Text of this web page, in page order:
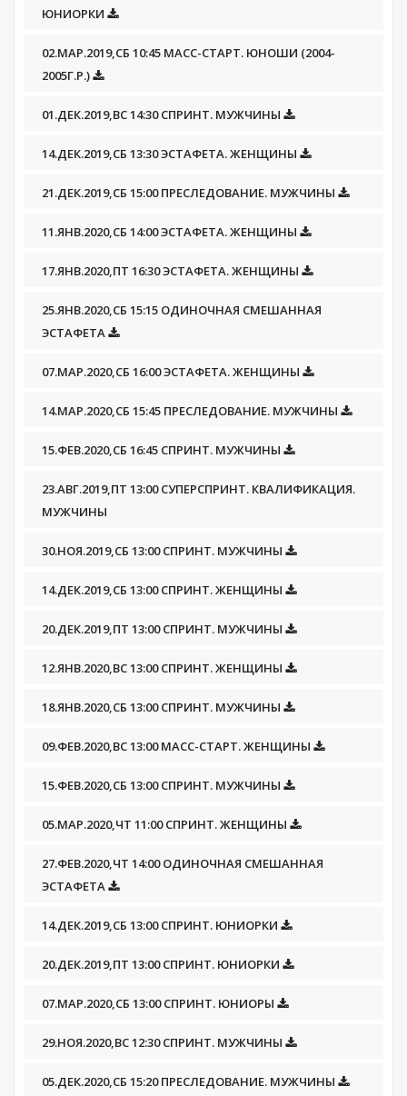
ЮНИОРКИ
02.МАР.2019,СБ 10:45 МАСС-СТАРТ. ЮНОШИ (2004-
2005Г.Р.)
01.ДЕК.2019,ВС 14:30 СПРИНТ. МУЖЧИНЫ
14.ДЕК.2019,СБ 13:30 ЭСТАФЕТА. ЖЕНЩИНЫ
21.ДЕК.2019,СБ 15:00 ПРЕСЛЕДОВАНИЕ. МУЖЧИНЫ
11.ЯНВ.2020,СБ 14:00 ЭСТАФЕТА. ЖЕНЩИНЫ
17.ЯНВ.2020,ПТ 16:30 ЭСТАФЕТА. ЖЕНЩИНЫ
25.ЯНВ.2020,СБ 15:15 ОДИНОЧНАЯ СМЕШАННАЯ
ЭСТАФЕТА
07.МАР.2020,СБ 16:00 ЭСТАФЕТА. ЖЕНЩИНЫ
14.МАР.2020,СБ 15:45 ПРЕСЛЕДОВАНИЕ. МУЖЧИНЫ
15.ФЕВ.2020,СБ 16:45 СПРИНТ. МУЖЧИНЫ
23.АВГ.2019,ПТ 13:00 СУПЕРСПРИНТ. КВАЛИФИКАЦИЯ.
МУЖЧИНЫ
30.НОЯ.2019,СБ 13:00 СПРИНТ. МУЖЧИНЫ
14.ДЕК.2019,СБ 13:00 СПРИНТ. ЖЕНЩИНЫ
20.ДЕК.2019,ПТ 13:00 СПРИНТ. МУЖЧИНЫ
12.ЯНВ.2020,ВС 13:00 СПРИНТ. ЖЕНЩИНЫ
18.ЯНВ.2020,СБ 13:00 СПРИНТ. МУЖЧИНЫ
09.ФЕВ.2020,ВС 13:00 МАСС-СТАРТ. ЖЕНЩИНЫ
15.ФЕВ.2020,СБ 13:00 СПРИНТ. МУЖЧИНЫ
05.МАР.2020,ЧТ 11:00 СПРИНТ. ЖЕНЩИНЫ
27.ФЕВ.2020,ЧТ 14:00 ОДИНОЧНАЯ СМЕШАННАЯ
ЭСТАФЕТА
14.ДЕК.2019,СБ 13:00 СПРИНТ. ЮНИОРКИ
20.ДЕК.2019,ПТ 13:00 СПРИНТ. ЮНИОРКИ
07.МАР.2020,СБ 13:00 СПРИНТ. ЮНИОРЫ
29.НОЯ.2020,ВС 12:30 СПРИНТ. МУЖЧИНЫ
05.ДЕК.2020,СБ 15:20 ПРЕСЛЕДОВАНИЕ. МУЖЧИНЫ